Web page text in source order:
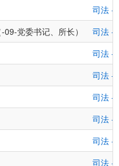
司法 -
党委书记、所长）
司法 -
司法 -
司法 -
司法 -
司法 -
司法 -
司法 -